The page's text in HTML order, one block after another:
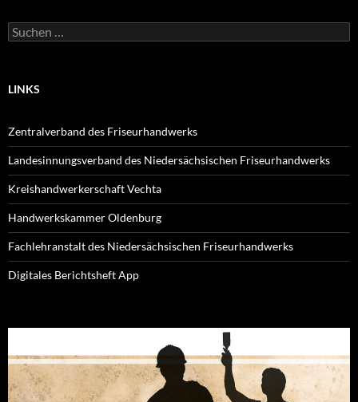
Suchen
nach:
LINKS
Zentralverband des Friseurhandwerks
Landesinnungsverband des Niedersächsischen Friseurhandwerks
Kreishandwerkerschaft Vechta
Handwerkskammer Oldenburg
Fachlehranstalt des Niedersächsischen Friseurhandwerks
Digitales Berichtsheft App